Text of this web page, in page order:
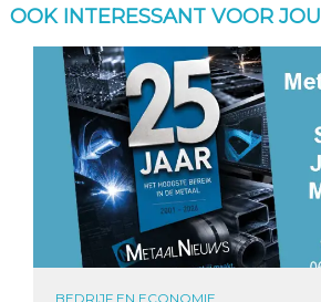
OOK INTERESSANT VOOR JOU
BEDRIJF EN ECONOMIE